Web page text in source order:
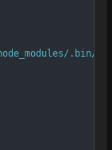
node_modules/